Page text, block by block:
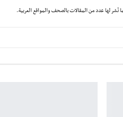
لها عدد من المقالات بالصحف والمواقع العربية.